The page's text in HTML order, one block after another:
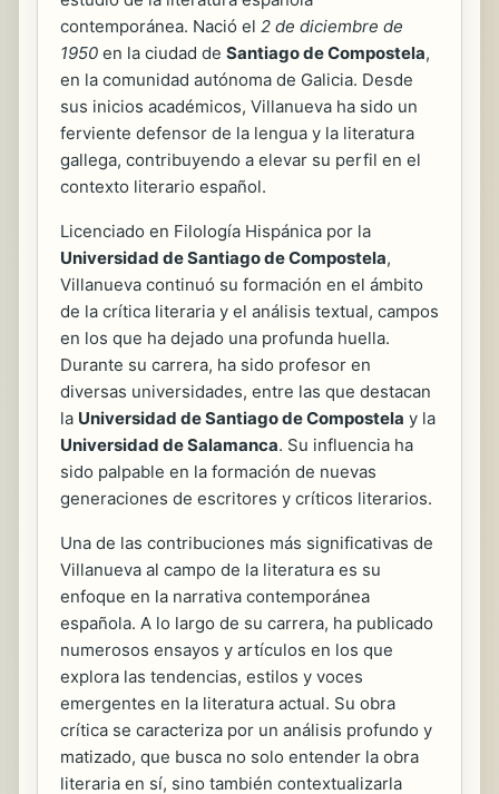
contemporánea. Nació el 2 de diciembre de
1950 en la ciudad de Santiago de Compostela,
en la comunidad autónoma de Galicia. Desde
sus inicios académicos, Villanueva ha sido un
ferviente defensor de la lengua y la literatura
gallega, contribuyendo a elevar su perfil en el
contexto literario español.
Licenciado en Filología Hispánica por la
Universidad de Santiago de Compostela,
Villanueva continuó su formación en el ámbito
de la crítica literaria y el análisis textual, campos
en los que ha dejado una profunda huella.
Durante su carrera, ha sido profesor en
diversas universidades, entre las que destacan
la Universidad de Santiago de Compostela y la
Universidad de Salamanca. Su influencia ha
sido palpable en la formación de nuevas
generaciones de escritores y críticos literarios.
Una de las contribuciones más significativas de
Villanueva al campo de la literatura es su
enfoque en la narrativa contemporánea
española. A lo largo de su carrera, ha publicado
numerosos ensayos y artículos en los que
explora las tendencias, estilos y voces
emergentes en la literatura actual. Su obra
crítica se caracteriza por un análisis profundo y
matizado, que busca no solo entender la obra
literaria en sí, sino también contextualizarla